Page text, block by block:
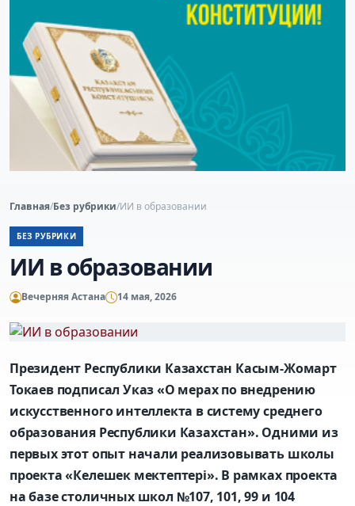
Главная/Без рубрики/ИИ в образовании
БЕЗ РУБРИКИ
ИИ в образовании
Вечерняя Астана 14 мая, 2026
Президент Республики Казахстан Касым-Жомарт
Токаев подписал Указ «О мерах по внедрению
искусственного интеллекта в систему среднего
образования Республики Казахстан». Одними из
первых этот опыт начали реализовывать школы
проекта «Келешек мектептері». В рамках проекта
на базе столичных школ №107, 101, 99 и 104